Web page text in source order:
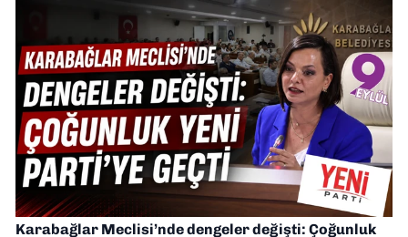
Karabağlar Meclisi’nde dengeler değişti: Çoğunluk